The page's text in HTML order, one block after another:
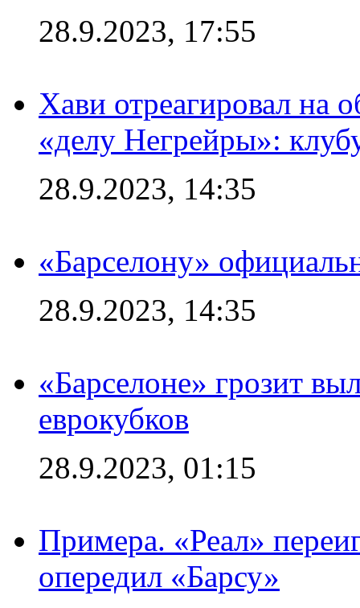
28.9.2023, 17:55
Хави отреагировал на
«делу Негрейры»:
28.9.2023, 14:35
«Барселону»
28.9.2023, 14:35
«Барселоне» грозит
еврокубков
28.9.2023, 01:15
Примера. «Реал»
опередил «Барсу»